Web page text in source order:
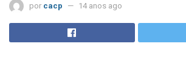
por cacp 14 anos ago